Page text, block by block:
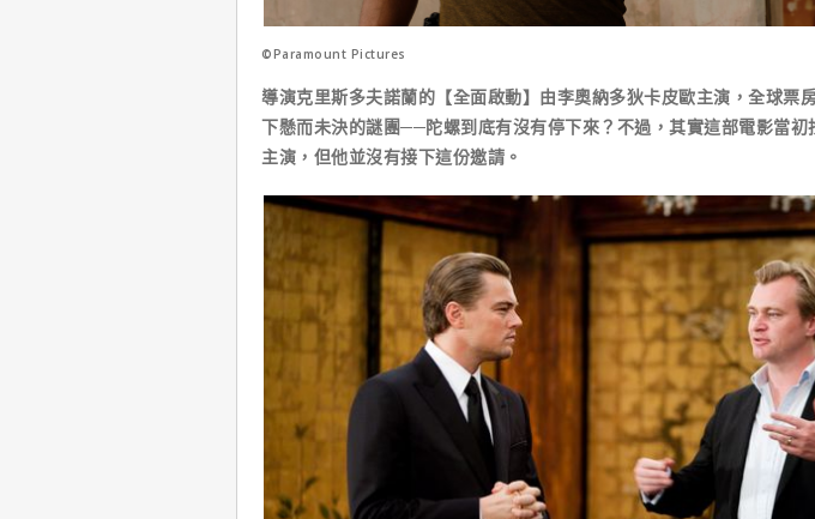
©Paramount Pictures
導演克里斯多夫諾蘭的【全面啟動】由李奧納多狄卡皮歐主演，全球票
下懸而未決的謎團──陀螺到底有沒有停下來？不過，其實這部電影當初
主演，但他並沒有接下這份邀請。